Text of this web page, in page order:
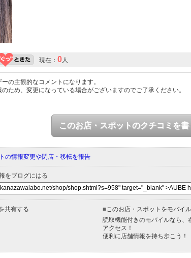
現在： 0 人
の主観的なコメントになります。
ため、変更になっている場合がございますのでご了承ください。
このお店・スポットのクチコミを書
の情報変更や閉店・移転を報告
をブログにはる
共有する ■ このお店・スポットをモバイ
読取機能付きのモバイルなら、
アクセス！
便利に店舗情報を持ち歩こう！